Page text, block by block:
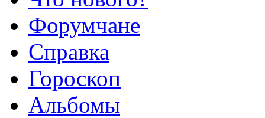
Форумчане
Справка
Гороскоп
Альбомы